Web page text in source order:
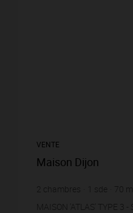
VENTE
Maison Dijon
2 chambres sde 70
323 m² de terrain 3
MAISON 'ATLAS' TYPE 3